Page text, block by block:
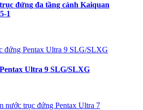
đứng đa tầng cánh Kaiquan
1
Ultra 9 SLG/SLXG